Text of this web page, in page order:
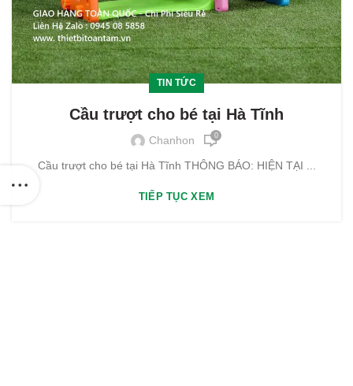
TIN TỨC
Cầu trượt cho bé tại Hà Tĩnh
Chanhon 0
Cầu trượt cho bé tại Hà Tĩnh THÔNG BÁO: HIỆN TẠI ...
TIẾP TỤC XEM